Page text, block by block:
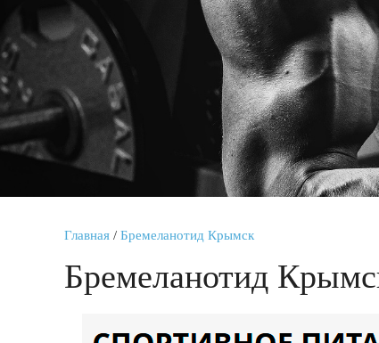
Главная / Бремеланотид Крымск
Бремеланотид